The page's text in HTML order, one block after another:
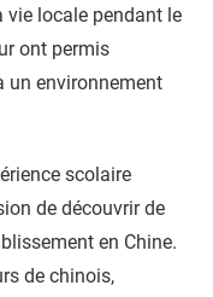
vie locale pendant le
ont permis
un environnement
scolaire
de découvrir de
en Chine.
de chinois,